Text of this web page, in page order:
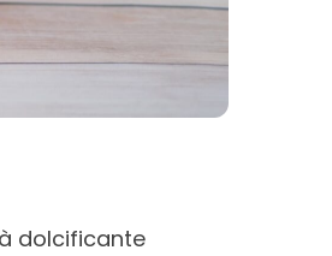
dolcificante